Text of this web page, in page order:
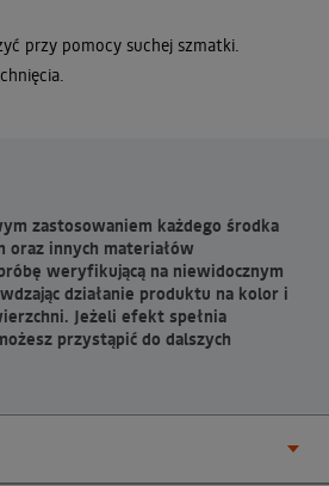
przy pomocy suchej szmatki.
zastosowaniem każdego środka
oraz innych materiałów
weryfikującą na niewidocznym
działanie produktu na kolor i
Jeżeli efekt spełnia
przystąpić do dalszych